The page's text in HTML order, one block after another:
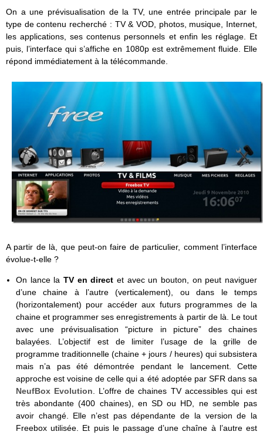
On a une prévisualisation de la TV, une entrée principale par le
type de contenu recherché : TV & VOD, photos, musique, Internet,
les applications, ses contenus personnels et enfin les réglage. Et
puis, l’interface qui s’affiche en 1080p est extrêmement fluide. Elle
répond immédiatement à la télécommande.
A partir de là, que peut-on faire de particulier, comment l’interface
évolue-t-elle ?
On lance la TV en direct et avec un bouton, on peut naviguer
d’une chaine à l’autre (verticalement), ou dans le temps
(horizontalement) pour accéder aux futurs programmes de la
chaine et programmer ses enregistrements à partir de là. Le tout
avec une prévisualisation “picture in picture” des chaines
balayées. L’objectif est de limiter l’usage de la grille de
programme traditionnelle (chaine + jours / heures) qui subsistera
mais n’a pas été démontrée pendant le lancement. Cette
approche est voisine de celle qui a été adoptée par SFR dans sa
NeufBox Evolution. L’offre de chaines TV accessibles qui est
très abondante (400 chaines), en SD ou HD, ne semble pas
avoir changé. Elle n’est pas dépendante de la version de la
Freebox utilisée. Et puis le passage d’une chaîne à l’autre est